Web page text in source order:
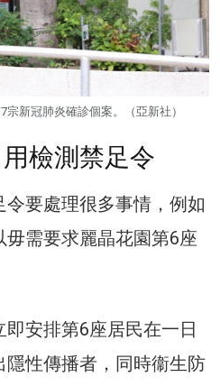
新冠肺炎確診個案。（亞新社）
檢測禁足令
要處理很多事情，例如
需要求麗晶花園第6座
安排第6座居民在一日
性傳播者，同時衞生防